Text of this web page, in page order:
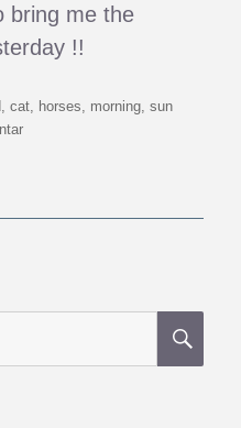
bring me the
!!
,cat horses morning ,sun
zu